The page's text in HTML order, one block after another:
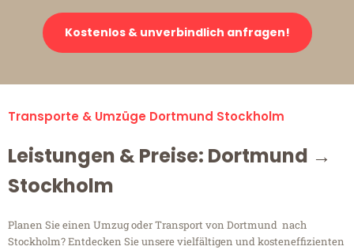
Kostenlos & unverbindlich anfragen!
Transporte & Umzüge Dortmund Stockholm
Leistungen & Preise: Dortmund →
Stockholm
Planen Sie einen Umzug oder Transport von Dortmund nach
Stockholm? Entdecken Sie unsere vielfältigen und kosteneffizienten